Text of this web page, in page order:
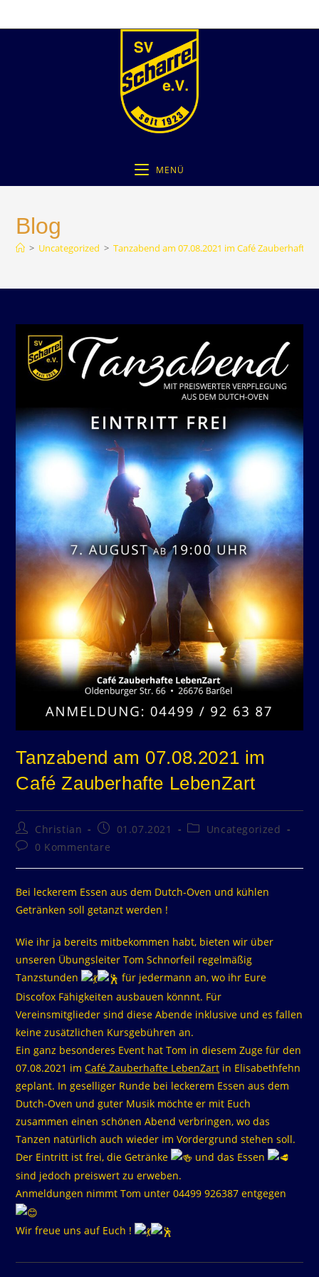
MENÜ
Blog
> Uncategorized > Tanzabend am 07.08.2021 im Café Zauberhafte
Tanzabend am 07.08.2021 im
Café Zauberhafte LebenZart
Christian 01.07.2021
Uncategorized
0 Kommentare
Bei leckerem Essen aus dem Dutch-Oven und kühlen
Getränken soll getanzt werden !
Wie ihr ja bereits mitbekommen habt, bieten wir über
unseren Übungsleiter Tom Schnorfeil regelmäßig
Tanzstunden
für jedermann an, wo ihr Eure
Discofox Fähigkeiten ausbauen könnnt. Für
Vereinsmitglieder sind diese Abende inklusive und es fallen
keine zusätzlichen Kursgebühren an.
Ein ganz besonderes Event hat Tom in diesem Zuge für den
07.08.2021 imCafé Zauberhafte LebenZart in Elisabethfehn
geplant. In geselliger Runde bei leckerem Essen aus dem
Dutch-Oven und guter Musik möchte er mit Euch
zusammen einen schönen Abend verbringen, wo das
Tanzen natürlich auch wieder im Vordergrund stehen soll.
Der Eintritt ist frei, die Getränke
und das Essen
sind jedoch preiswert zu erweben.
Anmeldungen nimmt Tom unter 04499 926387 entgegen
Wir freue uns auf Euch !